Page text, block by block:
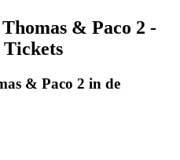
& Paco 2 -
& Paco 2 in de